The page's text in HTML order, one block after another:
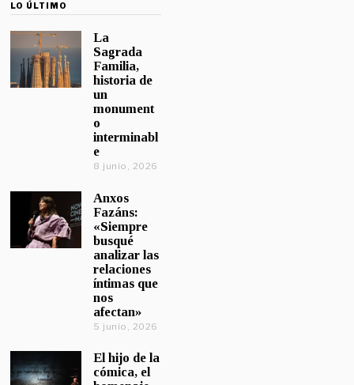
LO ÚLTIMO
La
Sagrada
Familia,
historia de
un
monument
o
interminabl
e
8 junio, 2026
Anxos
Fazáns:
«Siempre
busqué
analizar las
relaciones
íntimas que
nos
afectan»
5 junio, 2026
El hijo de la
cómica, el